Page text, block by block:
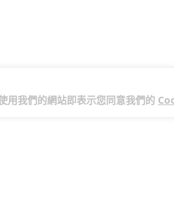
用我們的網站即表示您同意我們的